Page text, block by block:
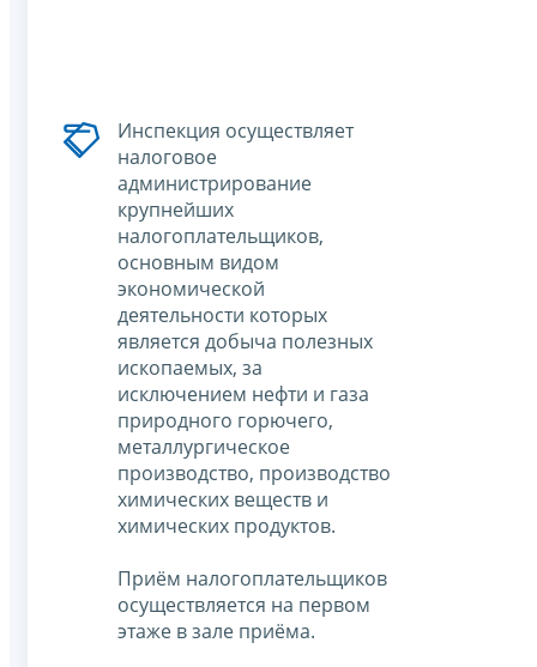
Инспекция осуществляет
налоговое
администрирование
крупнейших
налогоплательщиков,
основным видом
экономической
деятельности которых
является добыча полезных
ископаемых, за
исключением нефти и газа
природного горючего,
металлургическое
производство, производство
химических веществ и
химических продуктов.
Приём налогоплательщиков
осуществляется на первом
этаже в зале приёма.